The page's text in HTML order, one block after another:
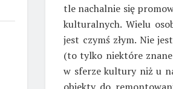
tle nachalnie się
kulturalnych. Wielu
jest czymś złym. Nie
(to tylko niektóre znane
w sferze kultury niż u